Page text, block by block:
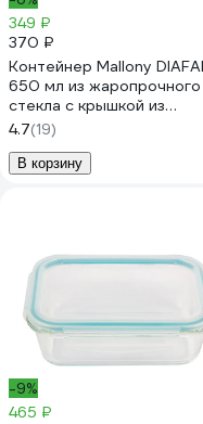
349 ₽
370 ₽
Контейнер Mallony
650 мл из жаропрочного
стекла с крышкой из
пластмассы
температура -20 до
00 5471
4.7(19)
В корзину
-9%
465 ₽